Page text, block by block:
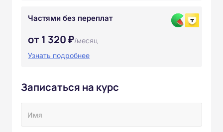
Частями без переплат
от 1 320 ₽/месяц
Узнать подробнее
Записаться на курс